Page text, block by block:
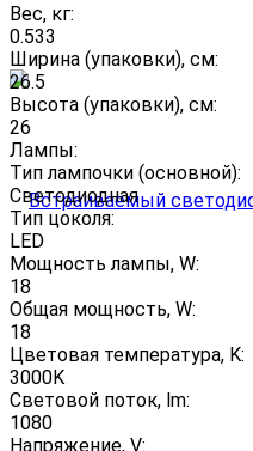
Вес, кг:
0.533
Ширина (упаковки), см:
26.5
Высота (упаковки), см:
26
Лампы:
Тип лампочки (основной):
Светодиодная
Тип цоколя:
LED
Мощность лампы, W:
18
Общая мощность, W:
18
Цветовая температура, K:
3000K
Световой поток, lm:
1080
Напряжение, V: